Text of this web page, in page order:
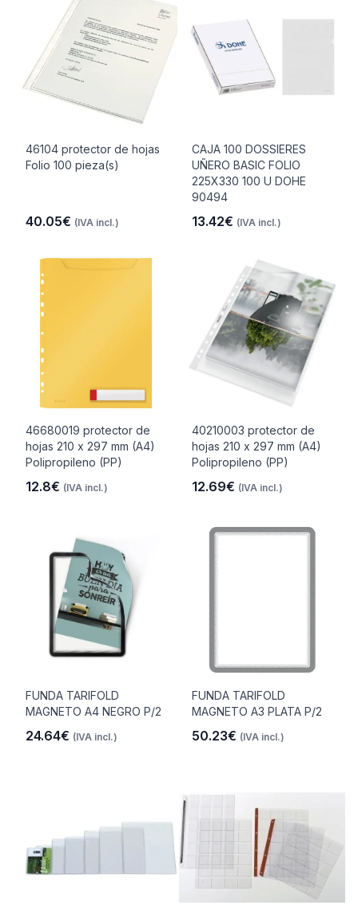
46104 protector de hojas
Folio 100 pieza(s)
40.05€ (IVA incl.)
CAJA 100 DOSSIERES
UÑERO BASIC FOLIO
225X330 100 U DOHE
90494
13.42€ (IVA incl.)
46680019 protector de
hojas 210 x 297 mm (A4)
Polipropileno (PP)
12.8€ (IVA incl.)
40210003 protector de
hojas 210 x 297 mm (A4)
Polipropileno (PP)
12.69€ (IVA incl.)
FUNDA TARIFOLD
MAGNETO A4 NEGRO P/2
24.64€ (IVA incl.)
FUNDA TARIFOLD
MAGNETO A3 PLATA P/2
50.23€ (IVA incl.)